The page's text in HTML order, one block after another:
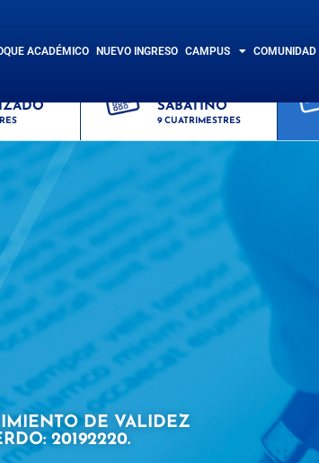
ACADÉMICO NUEVO INGRESO CAMPUS COMUNIDAD
SABATINO
9 CUATRIMESTRES
DE VALIDEZ
20192220.